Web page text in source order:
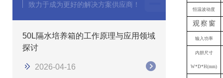
致力于成为更好的解决方案供应商！
50L隔水培养箱的工作原理与应用领域
探讨
2026-04-16
恒温波动度
观察 窗
输入功率
内胆 尺寸
W*D*H(mm)